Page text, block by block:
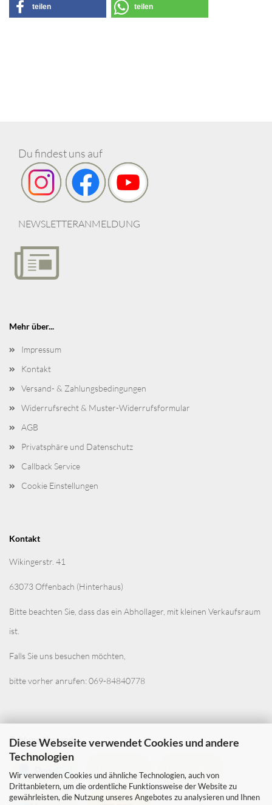
Diese Webseite verwendet Cookies und andere
Technologien
Wir verwenden Cookies und ähnliche Technologien, auch von
Drittanbietern, um die ordentliche Funktionsweise der Website zu
gewährleisten, die Nutzung unseres Angebotes zu analysieren und Ihnen
teilen teilen
Du findest uns auf
NEWSLETTERANMELDUNG
Mehr über...
Impressum
Kontakt
Versand- & Zahlungsbedingungen
Widerrufsrecht & Muster-Widerrufsformular
AGB
Privatsphäre und Datenschutz
Callback Service
Cookie Einstellungen
Kontakt
Wikingerstr. 41
63073 Offenbach (Hinterhaus)
Bitte beachten Sie, dass das ein Abhollager, mit kleinen Verkaufsraum
ist.
Falls Sie uns besuchen möchten,
bitte vorher anrufen: 069-84840778
Zahlung-Versand